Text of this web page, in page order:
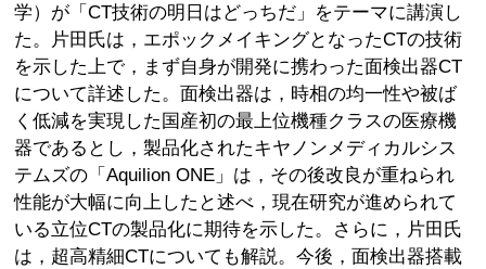
学）が「CT技術の明日はどっちだ」をテーマに講演し
た。片田氏は，エポックメイキングとなったCTの技術
を示した上で，まず自身が開発に携わった面検出器CT
について詳述した。面検出器は，時相の均一性や被ば
く低減を実現した国産初の最上位機種クラスの医療機
器であるとし，製品化されたキヤノンメディカルシス
テムズの「Aquilion ONE」は，その後改良が重ねられ
性能が大幅に向上したと述べ，現在研究が進められて
いる立位CTの製品化に期待を示した。さらに，片田氏
は，超高精細CTについても解説。今後，面検出器搭載